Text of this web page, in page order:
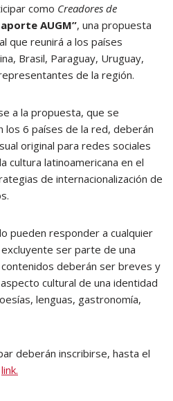
como Creadores de
AUGM”, una propuesta
que reunirá a los países
Brasil, Paraguay, Uruguay,
de la región.
a la propuesta, que se
los 6 países de la red, deberán
original para redes sociales
cultura latinoamericana en el
de internacionalización de
pueden responder a cualquier
ser parte de una
deberán ser breves y
cultural de una identidad
lenguas, gastronomía,
deberán inscribirse, hasta el
link.